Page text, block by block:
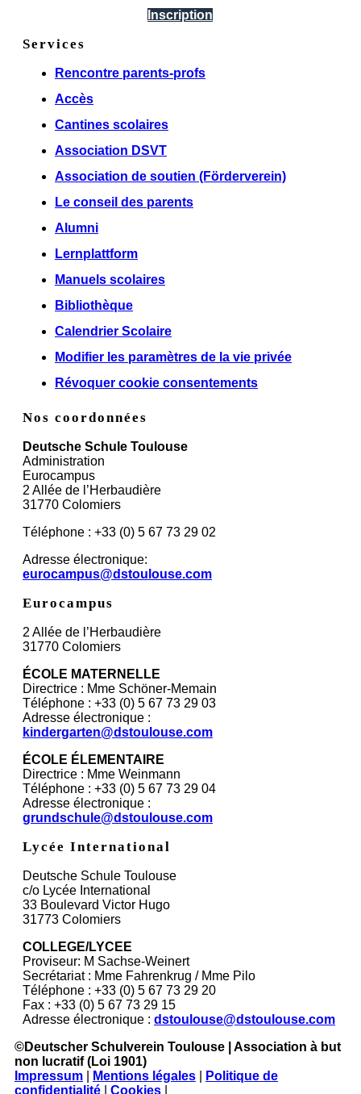
Inscription
Services
Rencontre parents-profs
Accès
Cantines scolaires
Association DSVT
Association de soutien (Förderverein)
Le conseil des parents
Alumni
Lernplattform
Manuels scolaires
Bibliothèque
Calendrier Scolaire
Modifier les paramètres de la vie privée
Révoquer cookie consentements
Nos coordonnées
Deutsche Schule Toulouse
Administration
Eurocampus
2 Allée de l’Herbaudière
31770 Colomiers
Téléphone : +33 (0) 5 67 73 29 02
Adresse électronique:
eurocampus@dstoulouse.com
Eurocampus
2 Allée de l’Herbaudière
31770 Colomiers
ÉCOLE MATERNELLE
Directrice : Mme Schöner-Memain
Téléphone : +33 (0) 5 67 73 29 03
Adresse électronique :
kindergarten@dstoulouse.com
ÉCOLE ÉLEMENTAIRE
Directrice : Mme Weinmann
Téléphone : +33 (0) 5 67 73 29 04
Adresse électronique :
grundschule@dstoulouse.com
Lycée International
Deutsche Schule Toulouse
c/o Lycée International
33 Boulevard Victor Hugo
31773 Colomiers
COLLEGE/LYCEE
Proviseur: M Sachse-Weinert
Secrétariat: Mme Fahrenkrug / Mme Pilo
Téléphone : +33 (0) 5 67 73 29 20
Fax : +33 (0) 5 67 73 29 15
Adresse électronique : dstoulouse@dstoulouse.com
©Deutscher Schulverein Toulouse | Association à but
non lucratif (Loi 1901)
Impressum
Mentions légales
Politique de
confidentialité
Cookies